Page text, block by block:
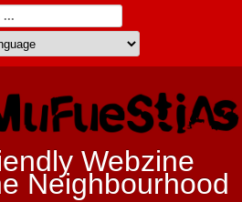
Webzine
Neighbourhood